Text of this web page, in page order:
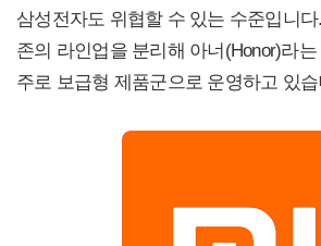
삼성전자도 위협할 수 있는 수준입니
존의 라인업을 분리해 아너(Honor)라
주로 보급형 제품군으로 운영하고 있